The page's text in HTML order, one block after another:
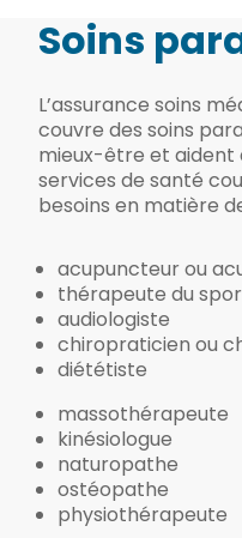
Soins
L’assurance soins
couvre des soins
mieux-être et aident
services de santé
besoins en matière
acupuncteur ou
thérapeute du
audiologiste
chiropraticien ou
diététiste
massothérapeute
kinésiologue
naturopathe
ostéopathe
physiothérapeute